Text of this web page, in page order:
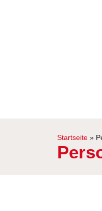
Startseite »